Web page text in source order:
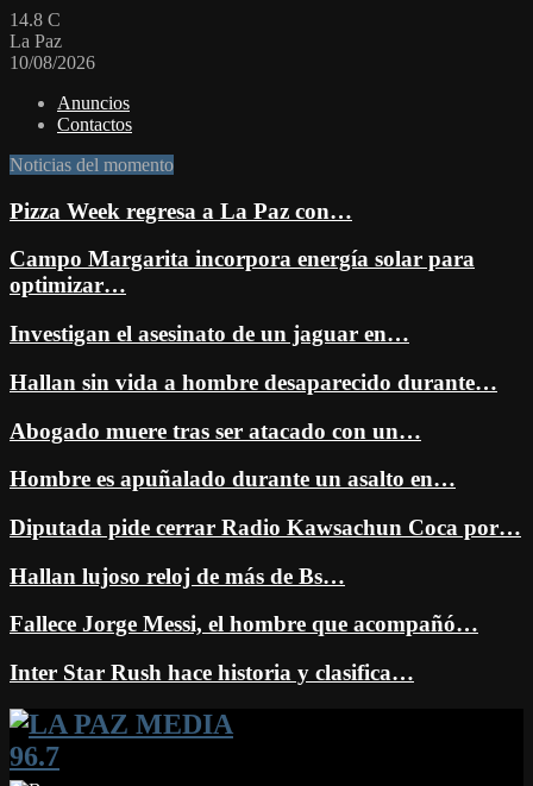
14.8 C
La Paz
10/08/2026
Anuncios
Contactos
Noticias del momento
Pizza Week regresa a La Paz con…
Campo Margarita incorpora energía solar para
optimizar…
Investigan el asesinato de un jaguar en…
Hallan sin vida a hombre desaparecido durante…
Abogado muere tras ser atacado con un…
Hombre es apuñalado durante un asalto en…
Diputada pide cerrar Radio Kawsachun Coca por…
Hallan lujoso reloj de más de Bs…
Fallece Jorge Messi, el hombre que acompañó…
Inter Star Rush hace historia y clasifica…
Facebook
Twitter
Instagram
Youtube
Email
Twitch
Whatsapp